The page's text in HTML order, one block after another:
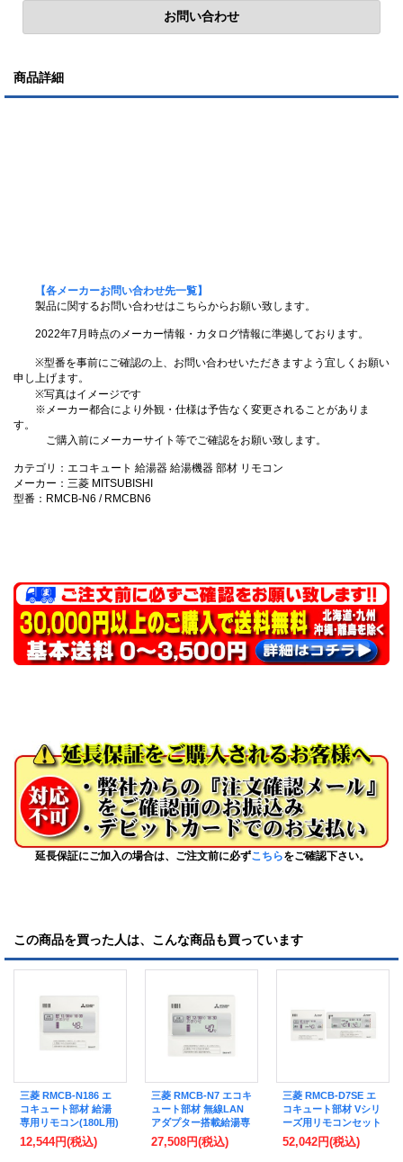
商品詳細
【各メーカーお問い合わせ先一覧】
製品に関するお問い合わせはこちらからお願い致します。
2022年7月時点のメーカー情報・カタログ情報に準拠しております。
※型番を事前にご確認の上、お問い合わせいただきますよう宜しくお願い
申し上げます。
※写真はイメージです
※メーカー都合により外観・仕様は予告なく変更されることがありま
す。
ご購入前にメーカーサイト等でご確認をお願い致します。
カテゴリ：エコキュート 給湯器 給湯機器 部材 リモコン
メーカー：三菱 MITSUBISHI
型番：RMCB-N6 / RMCBN6
延長保証にご加入の場合は、ご注文前に必ずこちらをご確認下さい。
この商品を買った人は、こんな商品も買っています
三菱 RMCB-N186 エ
コキュート部材 給湯
専用リモコン(180L用)
12,544円(税込)
三菱 RMCB-N7 エコキ
ュート部材 無線LAN
アダプター搭載給湯専
用リモコン
27,508円(税込)
三菱 RMCB-D7SE エ
コキュート部材 Vシリ
ーズ用リモコンセット
52,042円(税込)